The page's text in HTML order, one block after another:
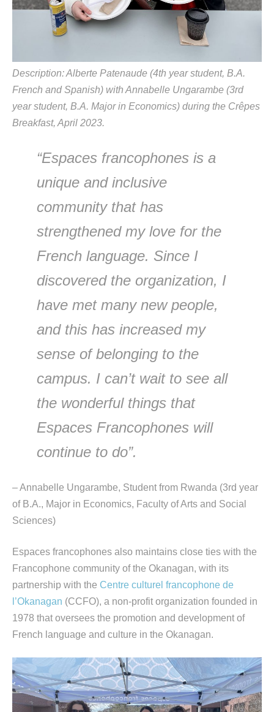
Description:Alberte Patenaude (4th year student, B.A.
French and Spanish) with Annabelle Ungarambe (3rd
year student, B.A. Major in Economics) during the Crêpes
Breakfast, April 2023.
“Espaces francophones is a
unique and inclusive
community that has
strengthened my love for the
French language. Since I
discovered the organization, I
have met many new people,
and this has increased my
sense of belonging to the
campus. I can’twait to see all
the wonderful things that
Espaces Francophones will
continue to do”.
–Annabelle Ungarambe, Student from Rwanda (3rd year
of B.A., Major in Economics, Faculty of Arts and Social
Sciences)
Espaces francophones also maintains close ties with the
Francophone community of the Okanagan, with its
partnership with the Centre culturel francophone de
l’Okanagan (CCFO), a non-profit organization founded in
1978 that oversees the promotion and development of
French language and culture in the Okanagan.